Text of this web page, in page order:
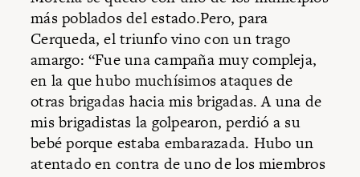
más poblados del estado.Pero, para
Cerqueda, el triunfo vino con un trago
amargo: “Fue una campaña muy compleja,
en la que hubo muchísimos ataques de
otras brigadas hacia mis brigadas. A una de
mis brigadistas la golpearon, perdió a su
bebé porque estaba embarazada. Hubo un
atentado en contra de uno de los miembros